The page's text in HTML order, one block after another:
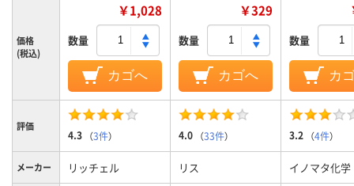
価格
(税込)
￥1,028
数量
カゴへ
￥329
数量
カゴへ
数量
カ
評価
4.3 （3件） 4.0 （33件） 3.2 （4件）
メーカー リッチェル リス イノマタ化学